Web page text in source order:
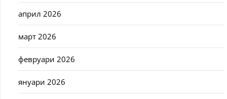
април 2026
март 2026
февруари 2026
януари 2026